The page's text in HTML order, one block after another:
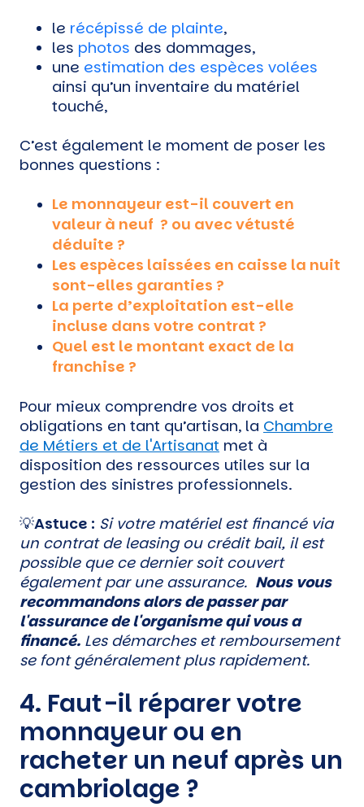
le récépissé de plainte,
les photos des dommages,
une estimation des espèces volées
ainsi qu’un inventaire du matériel
touché,
C’est également le moment de poser les
bonnes questions :
Le monnayeur est-il couvert en
valeur à neuf ? ou avec vétusté
déduite ?
Les espèces laissées en caisse la nuit
sont-elles garanties ?
La perte d’exploitation est-elle
incluse dans votre contrat ?
Quel est le montant exact de la
franchise ?
Pour mieux comprendre vos droits et
obligations en tant qu’artisan, la Chambre
de Métiers et de l'Artisanat met à
disposition des ressources utiles sur la
gestion des sinistres professionnels.
💡Astuce : Si votre matériel est financé via
un contrat de leasing ou crédit bail, il est
possible que ce dernier soit couvert
également par une assurance. Nous vous
recommandons alors de passer par
l'assurance de l'organisme qui vous a
financé. Les démarches et remboursement
se font généralement plus rapidement.
4. Faut-il réparer votre
monnayeur ou en
racheter un neuf après un
cambriolage ?